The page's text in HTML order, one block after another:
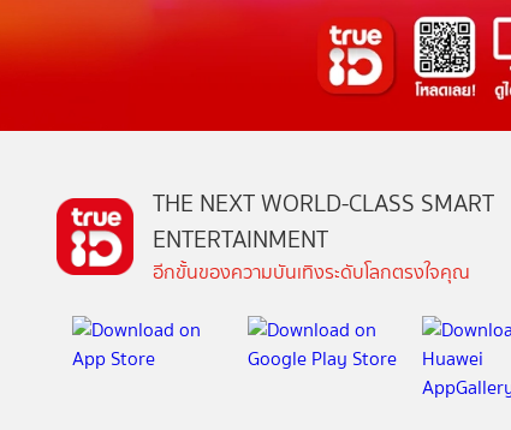
THE NEXT WORLD-CLASS SMART
ENTERTAINMENT
อีกขั้นของความบันเทิงระดับโลกตรงใจคุณ